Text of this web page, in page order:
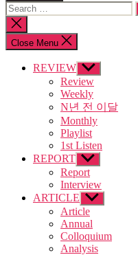
Search
for:
Close
search
Close Menu
REVIEW Show
sub
menu
Review
Weekly
N년 전 이달
Monthly
Playlist
1st Listen
REPORT Show
sub
menu
Report
Interview
ARTICLE Show
sub
menu
Article
Annual
Colloquium
Analysis